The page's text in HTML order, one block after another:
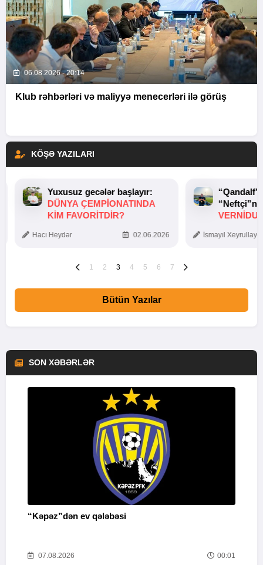
06.08.2026 - 20:14
Klub rəhbərləri və maliyyə menecerləri ilə görüş
KÖŞƏ YAZILARI
Yuxusuz gecələr başlayır:
DÜNYA ÇEMPIONATINDA
KIM FAVORITDIR?
Hacı Heydər 02.06.2026 İsmayıl
1 2 3 4 5 6 7
Bütün Yazılar
SON XƏBƏRLƏR
“Kəpəz”dən ev qələbəsi
07.08.2026 00:01